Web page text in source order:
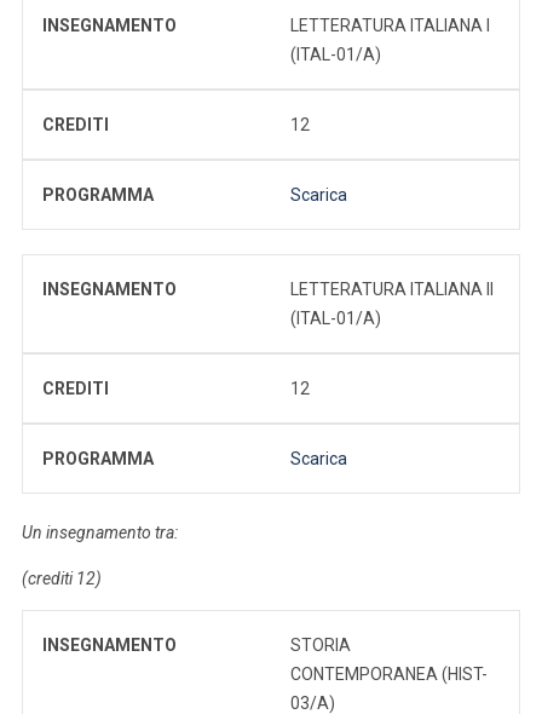
INSEGNAMENTO
LETTERATURA ITALIANA I
(ITAL-01/A)
CREDITI 12
PROGRAMMA Scarica
INSEGNAMENTO
LETTERATURA ITALIANA II
(ITAL-01/A)
CREDITI 12
PROGRAMMA Scarica
Un insegnamento tra:
(crediti 12)
INSEGNAMENTO
STORIA
CONTEMPORANEA (HIST-
03/A)